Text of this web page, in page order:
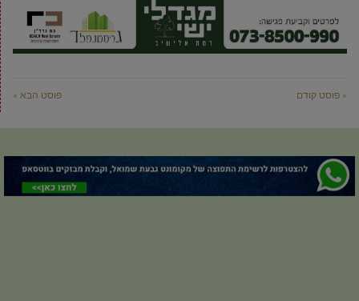
« פוסט קודם פוסט הבא »